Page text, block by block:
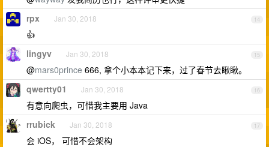
14
rpx Jan 30, 2018
👍
15
lingyv Jan 30, 2018
@mars0prince 666, 拿个小本本记下来，过了春节去瞅瞅。
16
qwertty01 Jan 30, 2018
有意向爬虫，可惜我主要用 Java
17
rrubick Jan 30, 2018
会 iOS， 可惜不会架构